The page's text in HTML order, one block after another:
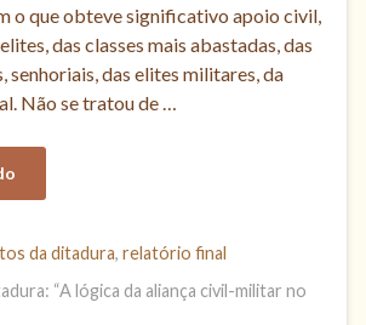
o que obteve significativo apoio civil,
das classes mais abastadas, das
senhoriais, das elites militares, da
Não se tratou de …
da ditadura, relatório final
“A lógica da aliança civil-militar no